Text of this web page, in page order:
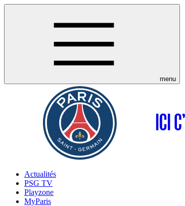
menu
Actualités
PSG TV
Playzone
MyParis